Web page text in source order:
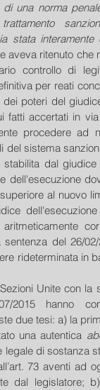
una norma
stata
aveva ritenuto che
per reati
poteri del
fatti accertati in
procedere ad
sistema
dal
dell'esecuzione
al nuovo
del 26/
rideterminata in
Unite con la
2015 hanno
due tesi: a) la
una autentica
legale di sostanza
73 aventi ad
dal legislatore;